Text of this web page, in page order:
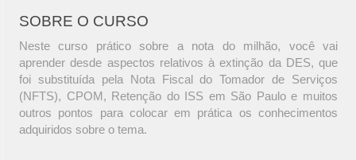
SOBRE O CURSO
Neste curso prático sobre a nota do milhão, você vai
aprender desde aspectos relativos à extinção da DES, que
foi substituída pela Nota Fiscal do Tomador de Serviços
(NFTS), CPOM, Retenção do ISS em São Paulo e muitos
outros pontos para colocar em prática os conhecimentos
adquiridos sobre o tema.